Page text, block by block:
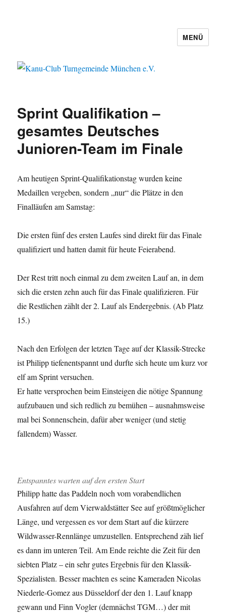
Kanu-Club Turngemeinde München
e.V.
MENÜ
Sprint Qualifikation –
gesamtes Deutsches
Junioren-Team im Finale
Am heutigen Sprint-Qualifikationstag wurden keine
Medaillen vergeben, sondern „nur“ die Plätze in den
Finalläufen am Samstag:
Die ersten fünf des ersten Laufes sind direkt für das Finale
qualifiziert und hatten damit für heute Feierabend.
Der Rest tritt noch einmal zu dem zweiten Lauf an, in dem
sich die ersten zehn auch für das Finale qualifizieren. Für
die Restlichen zählt der 2. Lauf als Endergebnis. (Ab Platz
15.)
Nach den Erfolgen der letzten Tage auf der Klassik-Strecke
ist Philipp tiefenentspannt und durfte sich heute um kurz vor
elf am Sprint versuchen.
Er hatte versprochen beim Einsteigen die nötige Spannung
aufzubauen und sich redlich zu bemühen – ausnahmsweise
mal bei Sonnenschein, dafür aber weniger (und stetig
fallendem) Wasser.
Entspanntes warten auf den ersten Start
Philipp hatte das Paddeln noch vom vorabendlichen
Ausfahren auf dem Vierwaldstätter See auf größtmöglicher
Länge, und vergessen es vor dem Start auf die kürzere
Wildwasser-Rennlänge umzustellen. Entsprechend zäh lief
es dann im unteren Teil. Am Ende reichte die Zeit für den
siebten Platz – ein sehr gutes Ergebnis für den Klassik-
Spezialisten. Besser machten es seine Kameraden Nicolas
Niederle-Gomez aus Düsseldorf der den 1. Lauf knapp
gewann und Finn Vogler (demnächst TGM…) der mit